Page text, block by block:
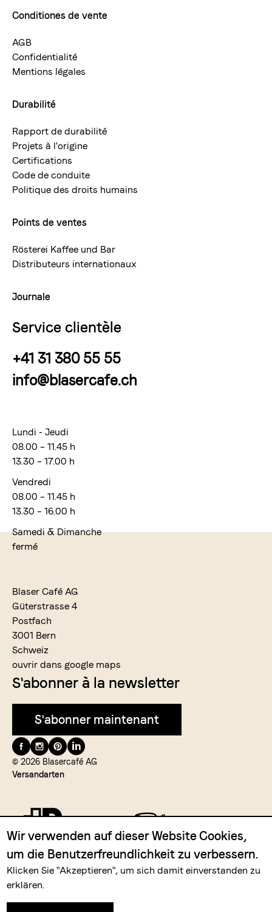
Conditiones de vente
AGB
Confidentialité
Mentions légales
Durabilité
Rapport de durabilité
Projets à l'origine
Certifications
Code de conduite
Politique des droits humains
Points de ventes
Rösterei Kaffee und Bar
Distributeurs internationaux
Journale
Service clientèle
+41 31 380 55 55
info@blasercafe.ch
Lundi - Jeudi
08.00 – 11.45 h
13.30 – 17.00 h
Vendredi
08.00 – 11.45 h
13.30 – 16.00 h
Samedi & Dimanche
fermé
Blaser Café AG
Güterstrasse 4
Postfach
3001 Bern
Schweiz
ouvrir dans google maps
S'abonner à la newsletter
S'abonner maintenant
Suivez-
nous
© 2026 Blasercafé AG
Versandarten
Zahlungsmittel
Wir verwenden auf dieser Website Cookies,
um die Benutzerfreundlichkeit zu verbessern.
Klicken Sie "Akzeptieren", um sich damit einverstanden zu
erklären.